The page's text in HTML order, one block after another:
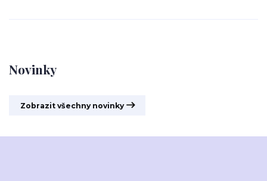
Novinky
Zobrazit všechny novinky